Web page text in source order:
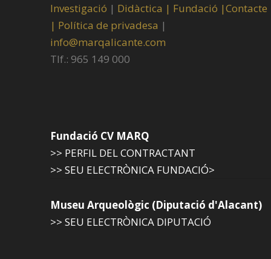
Investigació | Didàctica | Fundació |Contacte
| Política de privadesa |
info@marqalicante.com
Tlf.: 965 149 000
Fundació CV MARQ
>> PERFIL DEL CONTRACTANT
>> SEU ELECTRÒNICA FUNDACIÓ>
Museu Arqueològic (Diputació d'Alacant)
>> SEU ELECTRÒNICA DIPUTACIÓ